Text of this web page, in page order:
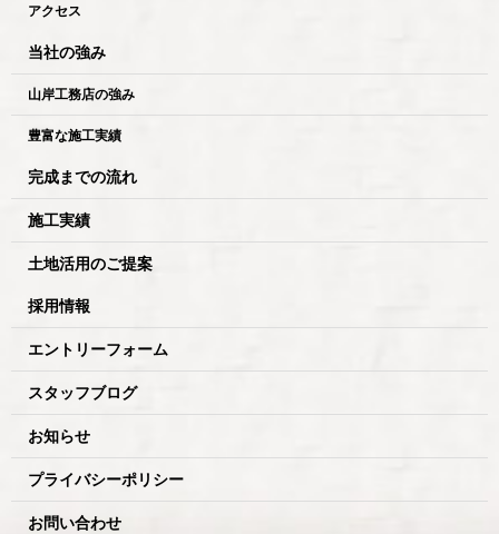
アクセス
当社の強み
山岸工務店の強み
豊富な施工実績
完成までの流れ
施工実績
土地活用のご提案
採用情報
エントリーフォーム
スタッフブログ
お知らせ
プライバシーポリシー
お問い合わせ